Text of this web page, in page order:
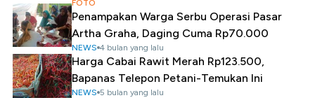
FOTO
Penampakan Warga Serbu Operasi Pasar
Artha Graha, Daging Cuma Rp70.000
NEWS 4 bulan yang lalu
Harga Cabai Rawit Merah Rp123.500,
Bapanas Telepon Petani-Temukan Ini
NEWS 5 bulan yang lalu